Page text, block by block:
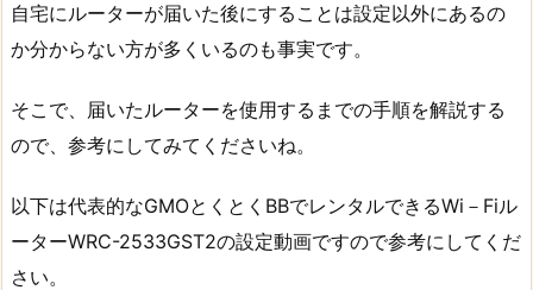
自宅にルーターが届いた後にすることは設定以外にあるの
か分からない方が多くいるのも事実です。
そこで、届いたルーターを使用するまでの手順を解説する
ので、参考にしてみてくださいね。
以下は代表的なGMOとくとくBBでレンタルできるWi－Fiル
ーターWRC-2533GST2の設定動画ですので参考にしてくだ
さい。